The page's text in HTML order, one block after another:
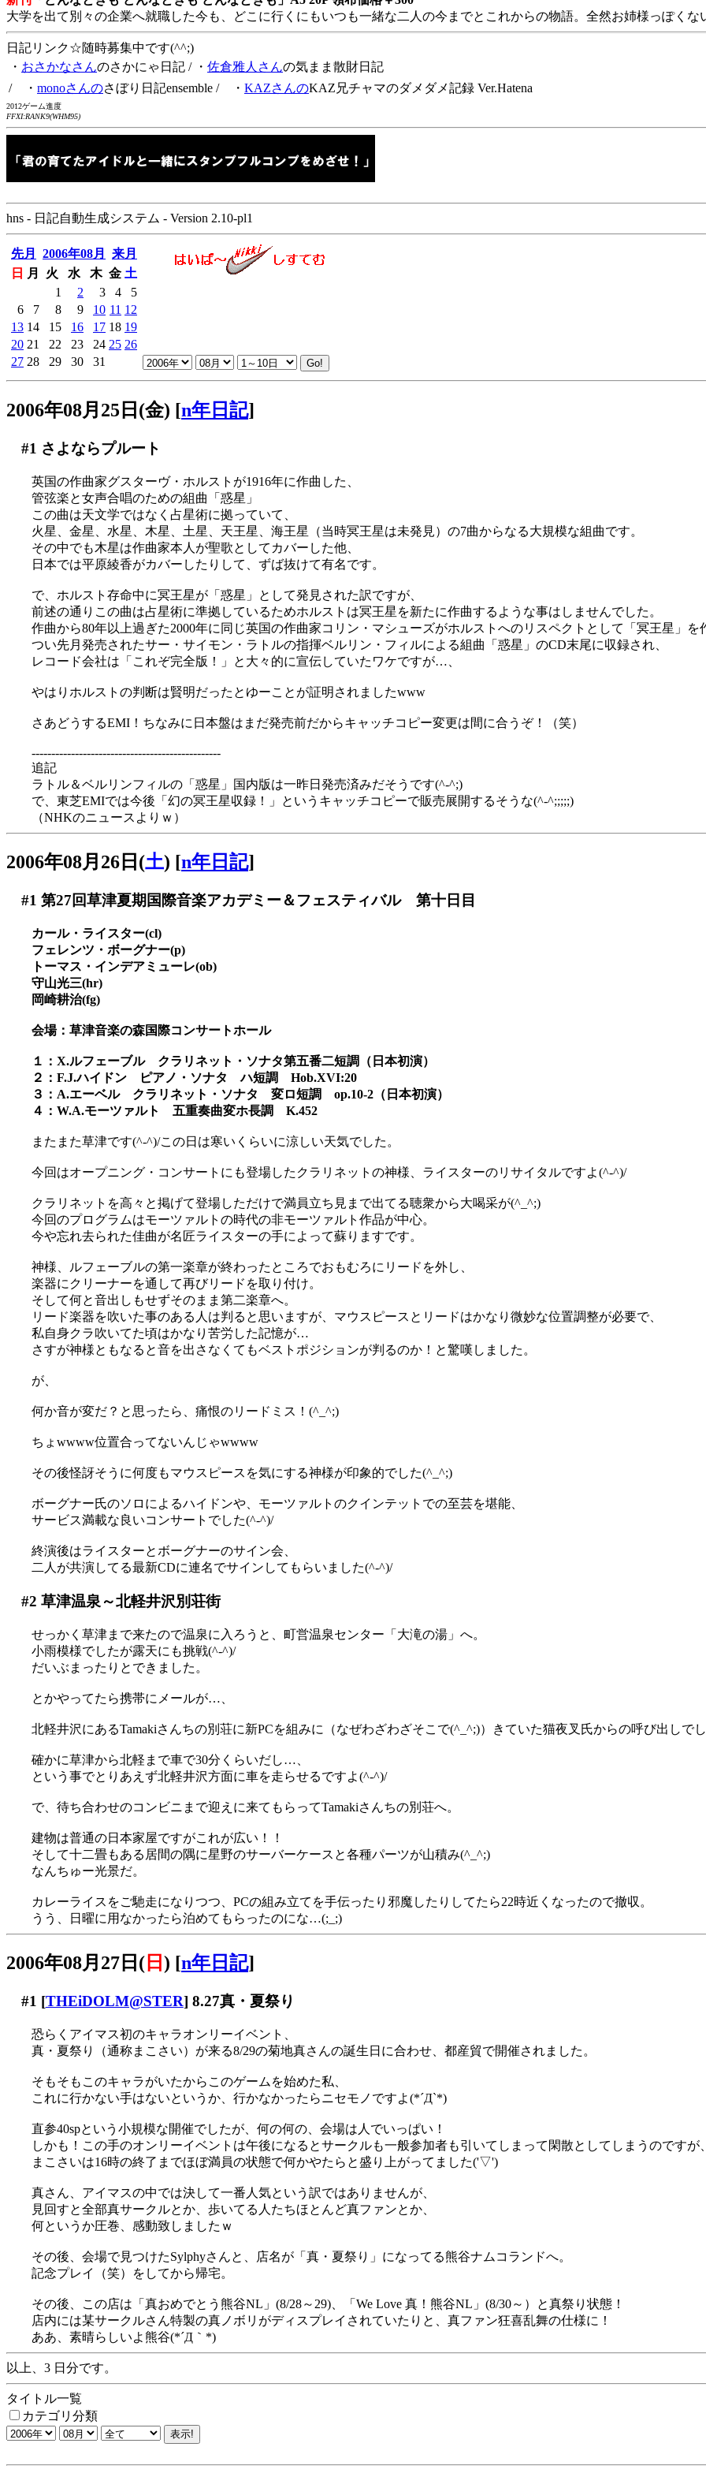
大学を出て別々の企業へ就職した今も、どこに行くにもいつも一緒な二人の今までとこれからの物語。全然お姉様っぽくな
日記リンク☆随時募集中です(^^;)
・ おさかなさんのさかにゃ日記 / ・ 佐倉雅人さんの気まま散財日記
/ ・ monoさんのさぼり日記ensemble / ・ KAZさんのKAZ兄チャマのダメダメ記録 Ver.Hatena
2012ゲーム進度
FFXI:RANK9(WHM95)
hns - 日記自動生成システム - Version 2.10-pl1
先月 2006年08月
来月
日
月 火 水 木 金 土
1
2 3 4
5
6
7 8 9 10 11 12
13 14 15 16 17 18 19
20 21 22 23 24 25 26
27 28 29 30 31
2006年08月25日(金) [n年日記]
#1 さよならプルート
英国の作曲家グスターヴ・ホルストが1916年に作曲した、
管弦楽と女声合唱のための組曲「惑星」
この曲は天文学ではなく占星術に拠っていて、
火星、金星、水星、木星、土星、天王星、海王星（当時冥王星は未発見）の7曲からなる大規模な組曲です。
その中でも木星は作曲家本人が聖歌としてカバーした他、
日本では平原綾香がカバーしたりして、ずば抜けて有名です。
で、ホルスト存命中に冥王星が「惑星」として発見された訳ですが、
前述の通りこの曲は占星術に準拠しているためホルストは冥王星を新たに作曲するような事はしませんでした。
作曲から80年以上過ぎた2000年に同じ英国の作曲家コリン・マシューズがホルストへのリスペクトとして「冥王星」を
つい先月発売されたサー・サイモン・ラトルの指揮ベルリン・フィルによる組曲「惑星」のCD末尾に収録され、
レコード会社は「これぞ完全版！」と大々的に宣伝していたワケですが…、
やはりホルストの判断は賢明だったとゆーことが証明されましたwww
さあどうするEMI！ちなみに日本盤はまだ発売前だからキャッチコピー変更は間に合うぞ！（笑）
------------------------------------------------
追記
ラトル＆ベルリンフィルの「惑星」国内版は一昨日発売済みだそうです(^-^;)
で、東芝EMIでは今後「幻の冥王星収録！」というキャッチコピーで販売展開するそうな(^-^;;;;;)
（NHKのニュースよりｗ）
2006年08月26日(土) [n年日記]
#1 第27回草津夏期国際音楽アカデミー＆フェスティバル 第十日目
カール・ライスター(cl)
フェレンツ・ボーグナー(p)
トーマス・インデアミューレ(ob)
守山光三(hr)
岡崎耕治(fg)
会場：草津音楽の森国際コンサートホール
１：X.ルフェーブル クラリネット・ソナタ第五番二短調（日本初演）
２：F.J.ハイドン ピアノ・ソナタ ハ短調 Hob.XVI:20
３：A.エーベル クラリネット・ソナタ 変ロ短調 op.10-2（日本初演）
４：W.A.モーツァルト 五重奏曲変ホ長調 K.452
またまた草津です(^-^)/この日は寒いくらいに涼しい天気でした。
今回はオープニング・コンサートにも登場したクラリネットの神様、ライスターのリサイタルですよ(^-^)/
クラリネットを高々と掲げて登場しただけで満員立ち見まで出てる聴衆から大喝采が(^_^;)
今回のプログラムはモーツァルトの時代の非モーツァルト作品が中心。
今や忘れ去られた佳曲が名匠ライスターの手によって蘇りますです。
神様、ルフェーブルの第一楽章が終わったところでおもむろにリードを外し、
楽器にクリーナーを通して再びリードを取り付け。
そして何と音出しもせずそのまま第二楽章へ。
リード楽器を吹いた事のある人は判ると思いますが、マウスピースとリードはかなり微妙な位置調整が必要で、
私自身クラ吹いてた頃はかなり苦労した記憶が…
さすが神様ともなると音を出さなくてもベストポジションが判るのか！と驚嘆しました。
が、
何か音が変だ？と思ったら、痛恨のリードミス！(^_^;)
ちょwwww位置合ってないんじゃwwww
その後怪訝そうに何度もマウスピースを気にする神様が印象的でした(^_^;)
ボーグナー氏のソロによるハイドンや、モーツァルトのクインテットでの至芸を堪能、
サービス満載な良いコンサートでした(^-^)/
終演後はライスターとボーグナーのサイン会、
二人が共演してる最新CDに連名でサインしてもらいました(^-^)/
#2 草津温泉～北軽井沢別荘街
せっかく草津まで来たので温泉に入ろうと、町営温泉センター「大滝の湯」へ。
小雨模様でしたが露天にも挑戦(^-^)/
だいぶまったりとできました。
とかやってたら携帯にメールが…、
北軽井沢にあるTamakiさんちの別荘に新PCを組みに（なぜわざわざそこで(^_^;)）きていた猫夜叉氏からの呼び出しで
確かに草津から北軽まで車で30分くらいだし…、
という事でとりあえず北軽井沢方面に車を走らせるですよ(^-^)/
で、待ち合わせのコンビニまで迎えに来てもらってTamakiさんちの別荘へ。
建物は普通の日本家屋ですがこれが広い！！
そして十二畳もある居間の隅に星野のサーバーケースと各種パーツが山積み(^_^;)
なんちゅー光景だ。
カレーライスをご馳走になりつつ、PCの組み立てを手伝ったり邪魔したりしてたら22時近くなったので撤収。
うう、日曜に用なかったら泊めてもらったのにな…(;_;)
2006年08月27日( 日 ) [n年日記]
#1 [THEiDOLM@STER] 8.27真・夏祭り
恐らくアイマス初のキャラオンリーイベント、
真・夏祭り（通称まこさい）が来る8/29の菊地真さんの誕生日に合わせ、都産貿で開催されました。
そもそもこのキャラがいたからこのゲームを始めた私、
これに行かない手はないというか、行かなかったらニセモノですよ(*´Д`*)
直参40spという小規模な開催でしたが、何の何の、会場は人でいっぱい！
しかも！この手のオンリーイベントは午後になるとサークルも一般参加者も引いてしまって閑散としてしまうのですが
まこさいは16時の終了までほぼ満員の状態で何かやたらと盛り上がってました('▽')
真さん、アイマスの中では決して一番人気という訳ではありませんが、
見回すと全部真サークルとか、歩いてる人たちほとんど真ファンとか、
何というか圧巻、感動致しましたｗ
その後、会場で見つけたSylphyさんと、店名が「真・夏祭り」になってる熊谷ナムコランドへ。
記念プレイ（笑）をしてから帰宅。
その後、この店は「真おめでとう熊谷NL」(8/28～29)、「We Love 真！熊谷NL」(8/30～）と真祭り状態！
店内には某サークルさん特製の真ノボリがディスプレイされていたりと、真ファン狂喜乱舞の仕様に！
ああ、素晴らしいよ熊谷(*´Д｀*)
以上、3 日分です。
タイトル一覧
カテゴリ分類